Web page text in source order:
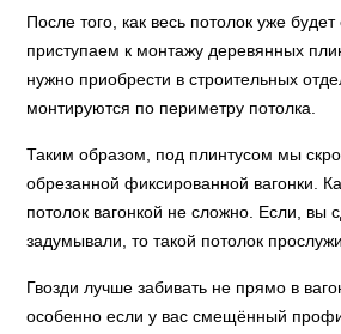
После того, как весь потолок уже будет
приступаем к монтажу деревянных
нужно приобрести в строительных
монтируются по периметру потолка.
Таким образом, под плинтусом мы
обрезанной фиксированной вагонки.
потолок вагонкой не сложно. Если, вы
задумывали, то такой потолок
Гвозди лучше забивать не прямо в
особенно если у вас смещённый